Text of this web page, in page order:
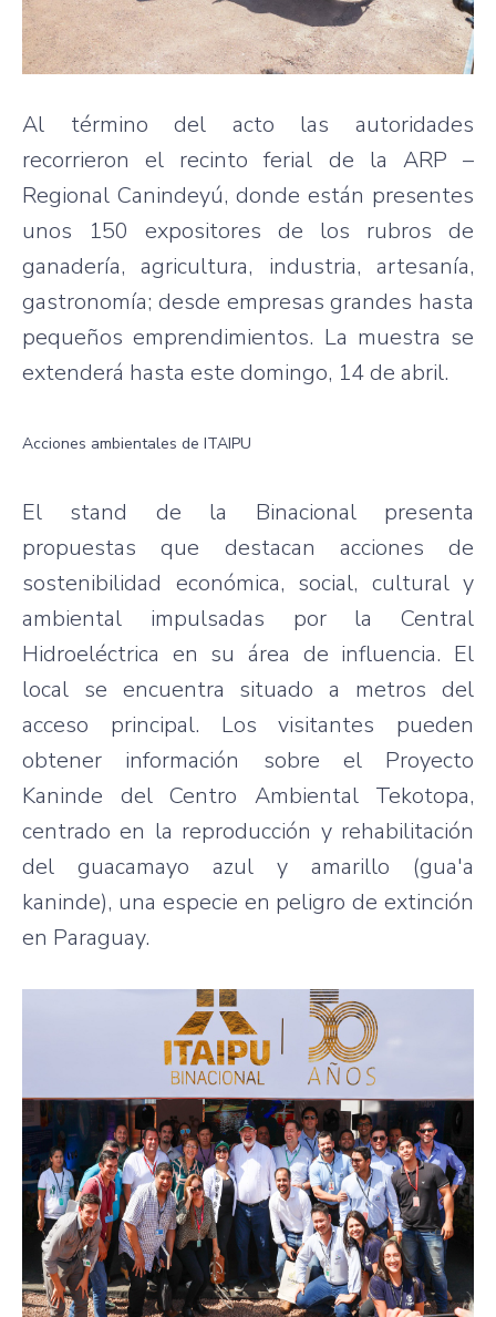
Al término del acto las autoridades
recorrieron el recinto ferial de la ARP –
Regional Canindeyú, donde están presentes
unos 150 expositores de los rubros de
ganadería, agricultura, industria, artesanía,
gastronomía; desde empresas grandes hasta
pequeños emprendimientos. La muestra se
extenderá hasta este domingo, 14 de abril.
Acciones ambientales de ITAIPU
El stand de la Binacional presenta
propuestas que destacan acciones de
sostenibilidad económica, social, cultural y
ambiental impulsadas por la Central
Hidroeléctrica en su área de influencia. El
local se encuentra situado a metros del
acceso principal. Los visitantes pueden
obtener información sobre el Proyecto
Kaninde del Centro Ambiental Tekotopa,
centrado en la reproducción y rehabilitación
del guacamayo azul y amarillo (gua'a
kaninde), una especie en peligro de extinción
en Paraguay.